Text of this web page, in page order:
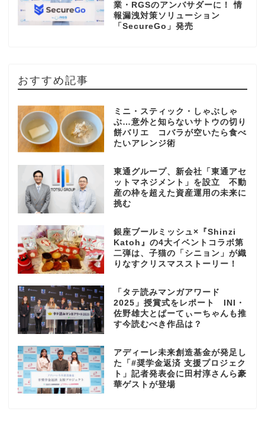
業・RGSのアンバサダーに！ 情
報漏洩対策ソリューション
「SecureGo」発売
おすすめ記事
ミニ・スティック・しゃぶしゃ
ぶ…意外と知らないサトウの切り
餅バリエ コバラが空いたら食べ
たいアレンジ術
東通グループ、新会社「東通アセ
ットマネジメント」を設立 不動
産の枠を超えた資産運用の未来に
挑む
銀座ブールミッシュ×『Shinzi
Katoh』の4大イベントコラボ第
二弾は、子猫の「シニョン」が織
りなすクリスマスストーリー！
「タテ読みマンガアワード
2025」授賞式をレポート INI・
佐野雄大とぱーてぃーちゃんも推
す今読むべき作品は？
アディーレ未来創造基金が発足し
た「#奨学金返済 支援プロジェク
ト」記者発表会に田村淳さんら豪
華ゲストが登場